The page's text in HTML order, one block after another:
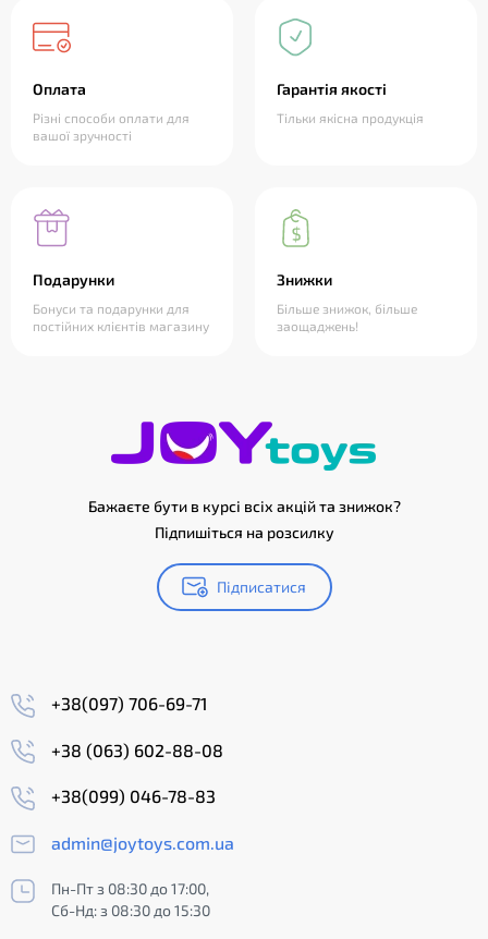
Оплата
Різні способи оплати для
вашої зручності
Гарантія якості
Тільки якісна продукція
Подарунки
Бонуси та подарунки для
постійних клієнтів магазину
Знижки
Більше знижок, більше
заощаджень!
Бажаєте бути в курсі всіх акцій та знижок?
Підпишіться на розсилку
Підписатися
+38(097) 706-69-71
+38 (063) 602-88-08
+38(099) 046-78-83
admin@joytoys.com.ua
Пн-Пт з 08:30 до 17:00,
Сб-Нд: з 08:30 до 15:30